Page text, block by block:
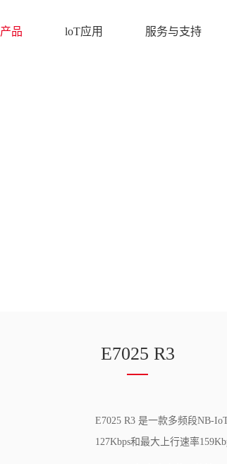
产品 loT应用 服务与支持
E7025 R3
E7025 R3 是一款多频段NB-
127Kbps和最大上行速率